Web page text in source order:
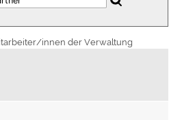
innen der Verwaltung